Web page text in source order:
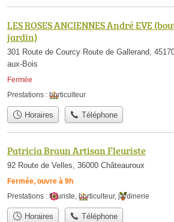
LES ROSES ANCIENNES André EVE
jardin)
301 Route de Courcy Route de Gallerand,
aux-Bois
Fermée
Prestations : horticulteur
Horaires Téléphone
Patricia Braun Artisan Fleuriste
92 Route de Velles, 36000 Châteauroux
Fermée, ouvre à 9h
Prestations : fleuriste, horticulteur, jardinerie
Horaires Téléphone